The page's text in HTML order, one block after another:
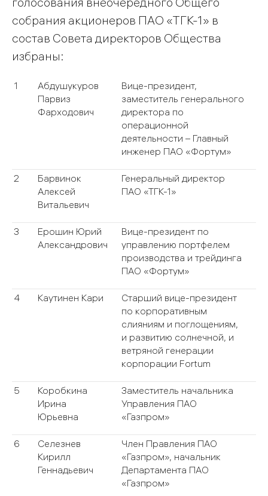
собрания акционеров ПАО «ТГК-1» в
состав Совета директоров Общества
избраны:
1
Абдушукуров
Парвиз
Фарходович
Вице-президент,
заместитель генерального
директора по
операционной
деятельности – Главный
инженер ПАО «Фортум»
2
Барвинок
Алексей
Витальевич
Генеральный директор
ПАО «ТГК-1»
3
Ерошин Юрий
Александрович
Вице-президент по
управлению портфелем
производства и трейдинга
ПАО «Фортум»
4 Каутинен Кари
Старший вице-президент
по корпоративным
слияниям и поглощениям,
и развитию солнечной, и
ветряной генерации
корпорации Fortum
5
Коробкина
Ирина
Юрьевна
Заместитель начальника
Управления ПАО
«Газпром»
6
Селезнев
Кирилл
Геннадьевич
Член Правления ПАО
«Газпром», начальник
Департамента ПАО
«Газпром»